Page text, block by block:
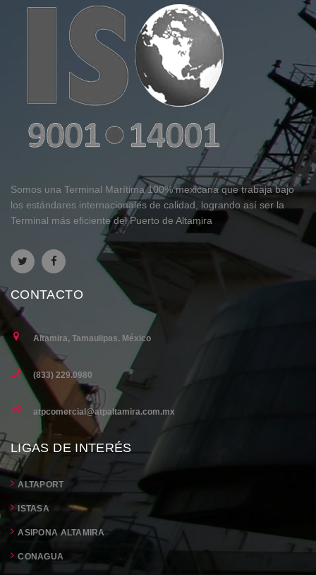
Somos una Terminal Marítima 100% mexicana que trabaja bajo
los estándares internacionales de calidad, logrando así ser la
Terminal más eficiente del Puerto de Altamira
CONTACTO
Altamira, Tamaulipas. México
(833) 229.0980
atpcomercial@atpaltamira.com.mx
LIGAS DE INTERÉS
ALTAPORT
ISTASA
ASIPONA ALTAMIRA
CONAGUA